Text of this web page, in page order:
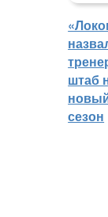
штаб
сезон